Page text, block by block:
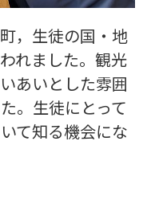
，生徒の国・地
れました。観光
あいとした雰囲
。生徒にとって
て知る機会にな